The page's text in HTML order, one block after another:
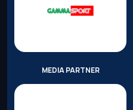
MEDIA PARTNER